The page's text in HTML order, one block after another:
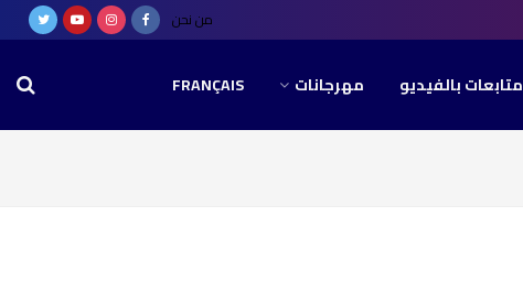
من نحن
متابعات بالفيديو مهرجانات FRANÇAIS